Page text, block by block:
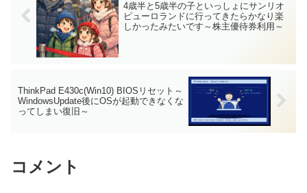
4歳半と5歳半の子といっしょにサンリオ
ピューロランドに行ってきたらかなり楽
しかったみたいです～株主優待券利用～
ThinkPad E430c(Win10) BIOSリセット～
WindowsUpdate後にOSが起動できなくな
ってしまい復旧～
コメント